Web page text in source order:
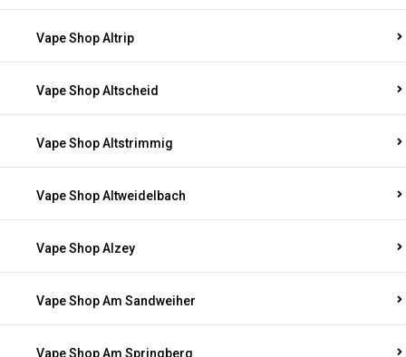
Vape Shop Altrip
Vape Shop Altscheid
Vape Shop Altstrimmig
Vape Shop Altweidelbach
Vape Shop Alzey
Vape Shop Am Sandweiher
Vape Shop Am Springberg